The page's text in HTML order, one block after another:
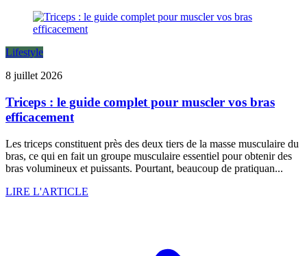
Lifestyle
8 juillet 2026
Triceps : le guide complet pour muscler vos bras
efficacement
Les triceps constituent près des deux tiers de la masse musculaire du
bras, ce qui en fait un groupe musculaire essentiel pour obtenir des
bras volumineux et puissants. Pourtant, beaucoup de pratiquan...
LIRE L'ARTICLE